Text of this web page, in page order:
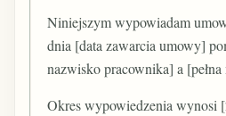
Niniejszym wypowiadam
dnia [data zawarcia umowy]
nazwisko pracownika] a
Okres wypowiedzenia wynosi